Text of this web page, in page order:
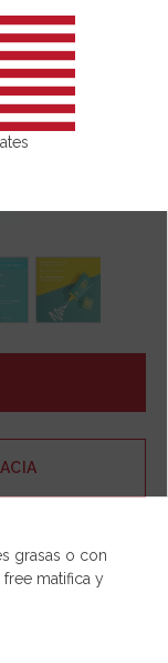
grasas o con
matifica y